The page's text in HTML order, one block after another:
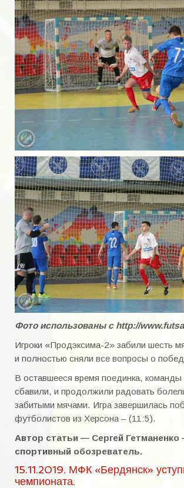
Суперкубок
Кубок Открытия сезона
Кубок закрытия сезона
Кубок Самойлова
Кубок Соловьева
Товарищеские матчи.
Заводские турниры
Пляжный
ОБЛАСТЬ
Область 70-е года
Область 80-е года
Область 90-е года
Кубок области
Область 2018
Область 2019
УКРАИНА
Республиканские турниры
Бердянская весна
Чемпионат Украины 1992-1996 года
Фото использованы с http://
Игроки «Продэксима-2» забили шесть
и полностью сняли все вопросы о
В оставшееся время поединка,
сбавили, и продолжили радовать
забитыми мячами. Игра завершилась
футболистов из Херсона – (11:5).
Автор статьи — Сергей Гетманенко
спортивный обозреватель.
15.11.2019. МФК «Бердянск»
чемпионата.